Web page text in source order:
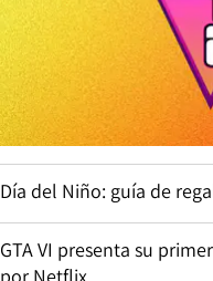
Día del Niño: guía de
GTA VI presenta su
por Netflix